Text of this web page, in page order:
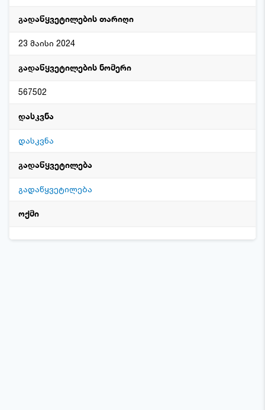
გადაწყვეტილების თარიღი
23 მაისი 2024
გადაწყვეტილების ნომერი
567502
დასკვნა
დასკვნა
გადაწყვეტილება
გადაწყვეტილება
ოქმი